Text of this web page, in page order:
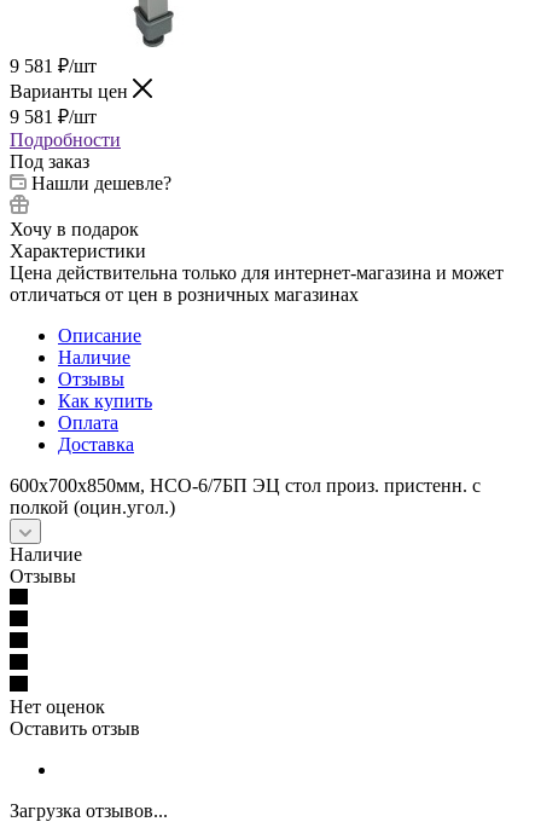
9 581 ₽/шт
Варианты цен
9 581 ₽/шт
Подробности
Под заказ
Нашли дешевле?
Хочу в подарок
Характеристики
Цена действительна только для интернет-магазина и может
отличаться от цен в розничных магазинах
Описание
Наличие
Отзывы
Как купить
Оплата
Доставка
600х700х850мм, НСО-6/7БП ЭЦ стол произ. пристенн. с
полкой (оцин.угол.)
Наличие
Отзывы
Нет оценок
Оставить отзыв
Загрузка отзывов...